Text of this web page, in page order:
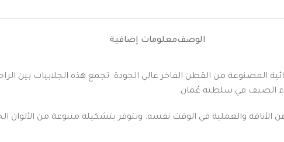
الوصفمعلومات إضافية
المصنوعة من القطن الفاخر عالي الجودة. تجمع هذه الجلابيات بين
الصيف في سلطنة عُمان.
والعملية في الوقت نفسه. وتتوفر بتشكيلة متنوعة من الألوان